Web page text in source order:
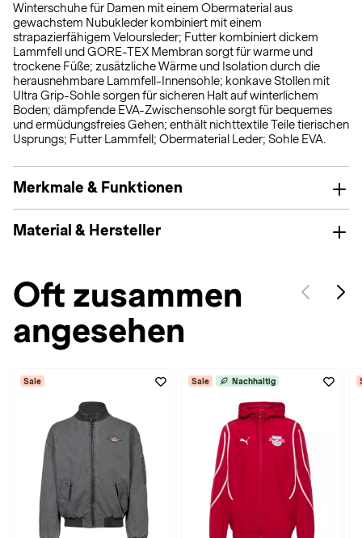
Winterschuhe für Damen mit einem Obermaterial aus
gewachstem Nubukleder kombiniert mit einem
strapazierfähigem Veloursleder; Futter kombiniert dickem
Lammfell und GORE-TEX Membran sorgt für warme und
trockene Füße; zusätzliche Wärme und Isolation durch die
herausnehmbare Lammfell-Innensohle; konkave Stollen mit
Ultra Grip-Sohle sorgen für sicheren Halt auf winterlichem
Boden; dämpfende EVA-Zwischensohle sorgt für bequemes
und ermüdungsfreies Gehen; enthält nichttextile Teile tierischen
Usprungs; Futter Lammfell; Obermaterial Leder; Sohle EVA.
Merkmale & Funktionen
Material & Hersteller
Oft zusammen
angesehen
Sale Sale Nachhaltig